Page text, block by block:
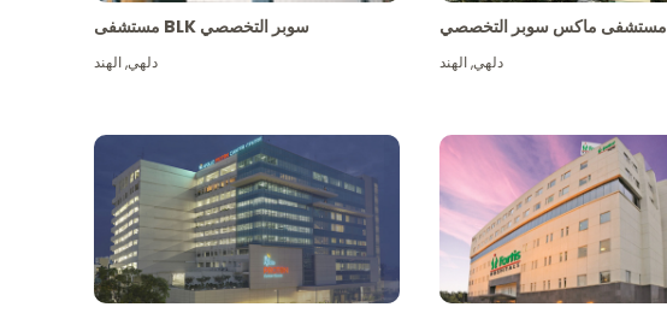
مستشفى BLK سوبر التخصصي
دلهي,الهند
مستشفى ماكس سوبر التخصصي
دلهي,الهند